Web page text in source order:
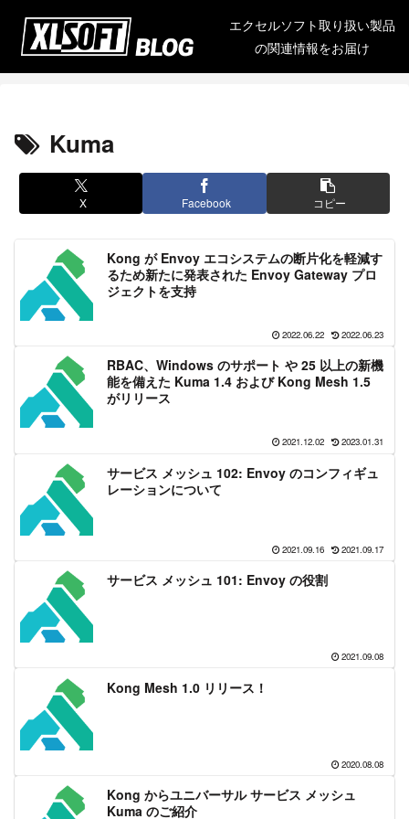
エクセルソフト取り扱い製品
の関連情報をお届け
Kuma
X Facebook コピー
Kong が Envoy エコシステムの断片化を軽減す
るため新たに発表された Envoy Gateway プロ
ジェクトを支持
2022.06.22 2022.06.23
RBAC、Windows のサポート や 25 以上の新機
能を備えた Kuma 1.4 および Kong Mesh 1.5
がリリース
2021.12.02 2023.01.31
サービス メッシュ 102: Envoy のコンフィギュ
レーションについて
2021.09.16 2021.09.17
サービス メッシュ 101: Envoy の役割
2021.09.08
Kong Mesh 1.0 リリース！
2020.08.08
Kong からユニバーサル サービス メッシュ
Kuma のご紹介